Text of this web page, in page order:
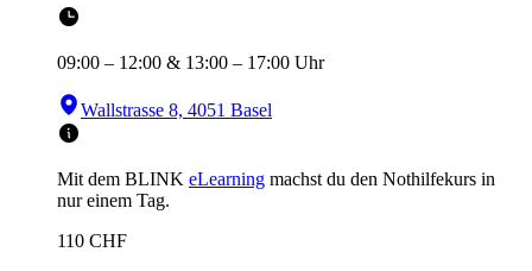
09:00 – 12:00 & 13:00 – 17:00 Uhr
Wallstrasse 8, 4051 Basel
Mit dem BLINK eLearning machst du den Nothilfekurs in
nur einem Tag.
110 CHF